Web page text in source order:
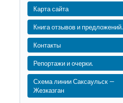
Карта сайта
Книга отзывов и предложений.
Контакты
Репортажи и очерки.
Схема линии Саксаульск —
Жезказган